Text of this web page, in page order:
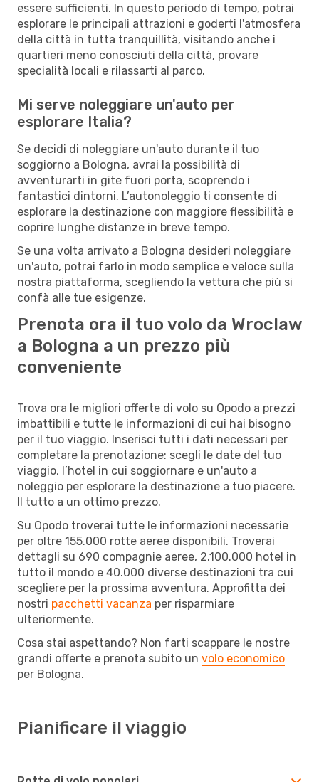
essere sufficienti. In questo periodo di tempo, potrai
esplorare le principali attrazioni e goderti l'atmosfera
della città in tutta tranquillità, visitando anche i
quartieri meno conosciuti della città, provare
specialità locali e rilassarti al parco.
Mi serve noleggiare un'auto per
esplorare Italia?
Se decidi di noleggiare un'auto durante il tuo
soggiorno a Bologna, avrai la possibilità di
avventurarti in gite fuori porta, scoprendo i
fantastici dintorni. L’autonoleggio ti consente di
esplorare la destinazione con maggiore flessibilità e
coprire lunghe distanze in breve tempo.
Se una volta arrivato a Bologna desideri noleggiare
un'auto, potrai farlo in modo semplice e veloce sulla
nostra piattaforma, scegliendo la vettura che più si
confà alle tue esigenze.
Prenota ora il tuo volo da Wroclaw
a Bologna a un prezzo più
conveniente
Trova ora le migliori offerte di volo su Opodo a prezzi
imbattibili e tutte le informazioni di cui hai bisogno
per il tuo viaggio. Inserisci tutti i dati necessari per
completare la prenotazione: scegli le date del tuo
viaggio, l’hotel in cui soggiornare e un'auto a
noleggio per esplorare la destinazione a tuo piacere.
Il tutto a un ottimo prezzo.
Su Opodo troverai tutte le informazioni necessarie
per oltre 155.000 rotte aeree disponibili. Troverai
dettagli su 690 compagnie aeree, 2.100.000 hotel in
tutto il mondo e 40.000 diverse destinazioni tra cui
scegliere per la prossima avventura. Approfitta dei
nostri pacchetti vacanza per risparmiare
ulteriormente.
Cosa stai aspettando? Non farti scappare le nostre
grandi offerte e prenota subito un volo economico
per Bologna.
Pianificare il viaggio